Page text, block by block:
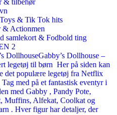
& tilbehør
& Tik Tok hits
& Actionmen
samlekort & Fodbold ting
2
DollhouseGabby’s Dollhouse –
legetøj til børn Her på siden kan
det populære legetøj fra Netflix
med på et fantastisk eventyr i
med Gabby , Pandy Pote,
Muffins, Alfekat, Coolkat og
. Hver figur har detaljer, der